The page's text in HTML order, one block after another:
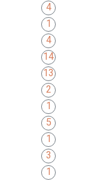
4
1
4
14
13
2
1
5
1
3
1